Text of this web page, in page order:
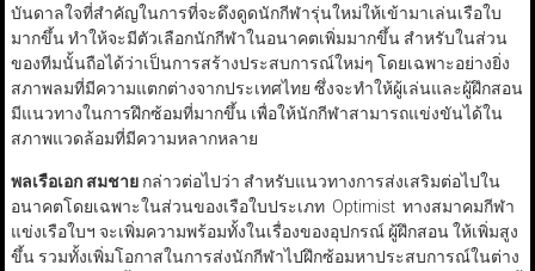
บันดาลใจที่สำคัญในการที่จะดึงดูดนักกีฬารุ่นใหม่ให้เข้ามาเล่นเรือใบ
มากขึ้น ทำให้จะมีตัวเลือกนักกีฬาในอนาคตเพิ่มมากขึ้น สำหรับในส่วน
ของทีมนั้นถือได้ว่าเป็นการสร้างประสบการณ์ใหม่ๆ โดยเฉพาะอย่างยิ่ง
สภาพลมที่มีความแตกต่างจากประเทศไทย ซึ่งจะทำให้ผู้เล่นและผู้ฝึกสอน
มีแนวทางในการฝึกซ้อมที่มากขึ้น เพื่อให้นักกีฬาสามารถแข่งขันได้ใน
สภาพแวดล้อมที่มีความหลากหลาย
พลเรือเอก สมชายกล่าวต่อไปว่า สำหรับแนวทางการส่งเสริมต่อไปใน
อนาคตโดยเฉพาะในส่วนของเรือใบประเภท Optimist ทางสมาคมกีฬา
แข่งเรือใบฯ จะเพิ่มความพร้อมทั้งในเรื่องของอุปกรณ์ ผู้ฝึกสอน ให้เพิ่มสูง
ขึ้น รวมทั้งเพิ่มโอกาสในการส่งนักกีฬาไปฝึกซ้อมหาประสบการณ์ในต่าง